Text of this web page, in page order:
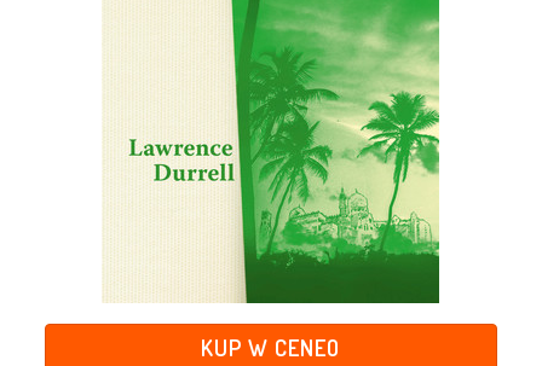
KUP W CENEO